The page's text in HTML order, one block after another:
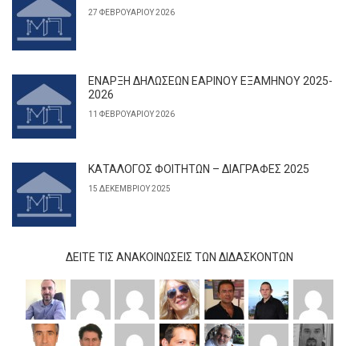
27 ΦΕΒΡΟΥΑΡΊΟΥ 2026
ΕΝΑΡΞΗ ΔΗΛΩΣΕΩΝ ΕΑΡΙΝΟΥ ΕΞΑΜΗΝΟΥ 2025-
2026
11 ΦΕΒΡΟΥΑΡΊΟΥ 2026
ΚΑΤΑΛΟΓΟΣ ΦΟΙΤΗΤΩΝ – ΔΙΑΓΡΑΦΕΣ 2025
15 ΔΕΚΕΜΒΡΊΟΥ 2025
ΔΕΊΤΕ ΤΙΣ ΑΝΑΚΟΙΝΏΣΕΙΣ ΤΩΝ ΔΙΔΆΣΚΟΝΤΩΝ